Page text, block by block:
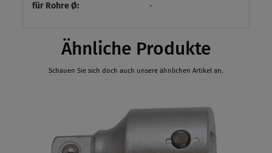
für Rohre Ø:
-
Ähnliche Produkte
Schauen Sie sich doch auch unsere ähnlichen Artikel an.